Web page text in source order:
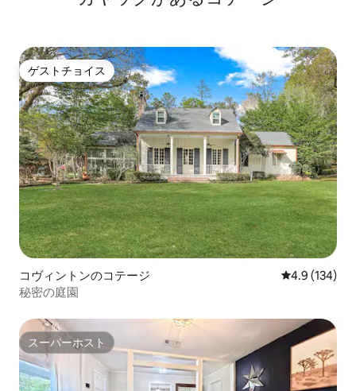
ゲストチョイス
ゲストチョイス
コヴィントンのコテージ レビュー134
4.9 (134)
秘密の庭園
スーパーホスト
スーパーホスト